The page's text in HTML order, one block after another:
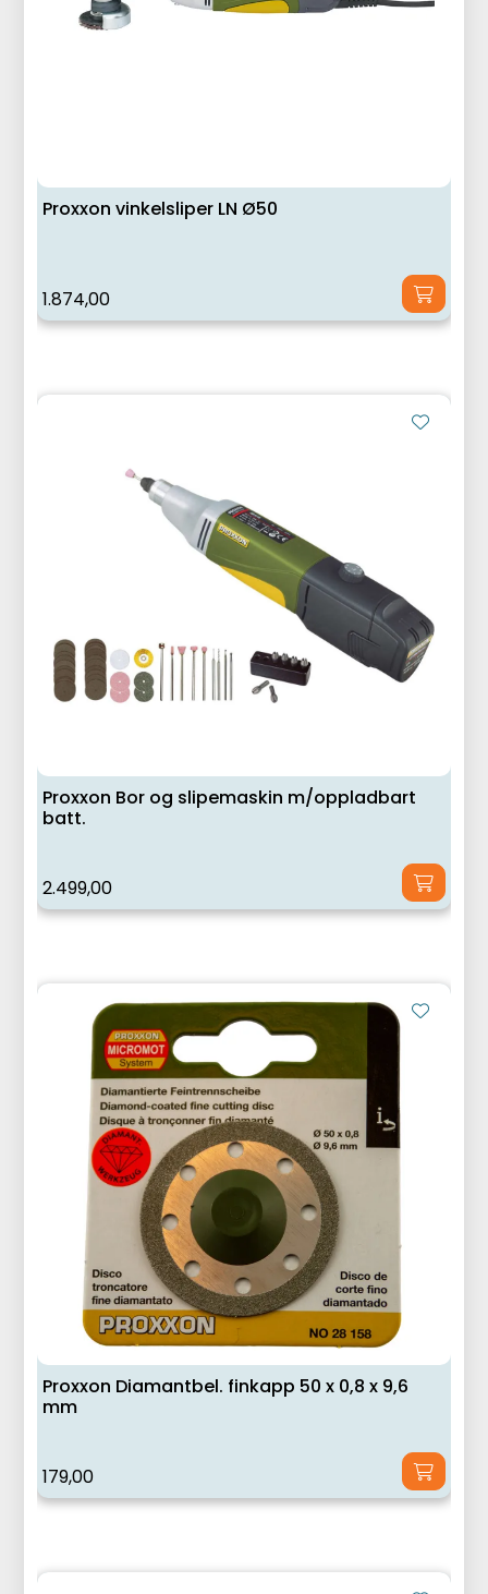
Proxxon vinkelsliper LN Ø50
1.874,00
Proxxon Diamantbel. finkapp 50 x 0,8 x 9,6
mm
179,00
Proxxon Bor og slipemaskin m/oppladbart
batt.
2.499,00